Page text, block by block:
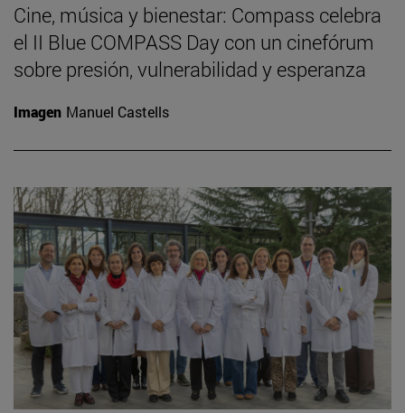
Cine, música y bienestar: Compass celebra
el II Blue COMPASS Day con un cinefórum
sobre presión, vulnerabilidad y esperanza
Imagen Manuel Castells